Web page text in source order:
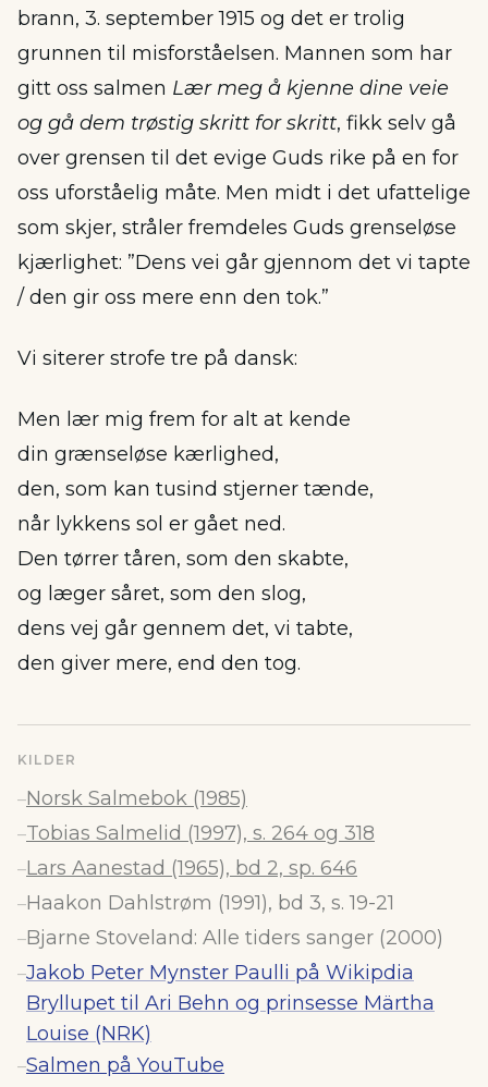
brann, 3. september 1915 og det er trolig
grunnen til misforståelsen. Mannen som har
gitt oss salmen Lær meg å kjenne dine veie
og gå dem trøstig skritt for skritt, fikk selv gå
over grensen til det evige Guds rike på en for
oss uforståelig måte. Men midt i det ufattelige
som skjer, stråler fremdeles Guds grenseløse
kjærlighet: ”Dens vei går gjennom det vi tapte
/ den gir oss mere enn den tok.”
Vi siterer strofe tre på dansk:
Men lær mig frem for alt at kende
din grænseløse kærlighed,
den, som kan tusind stjerner tænde,
når lykkens sol er gået ned.
Den tørrer tåren, som den skabte,
og læger såret, som den slog,
dens vej går gennem det, vi tabte,
den giver mere, end den tog.
KILDER
–Norsk Salmebok (1985)
–Tobias Salmelid (1997), s. 264 og 318
–Lars Aanestad (1965), bd 2, sp. 646
–Haakon Dahlstrøm (1991), bd 3, s. 19-21
–Bjarne Stoveland: Alle tiders sanger (2000)
–Jakob Peter Mynster Paulli på Wikipdia
Bryllupet til Ari Behn og prinsesse Märtha
Louise (NRK)
–Salmen på YouTube